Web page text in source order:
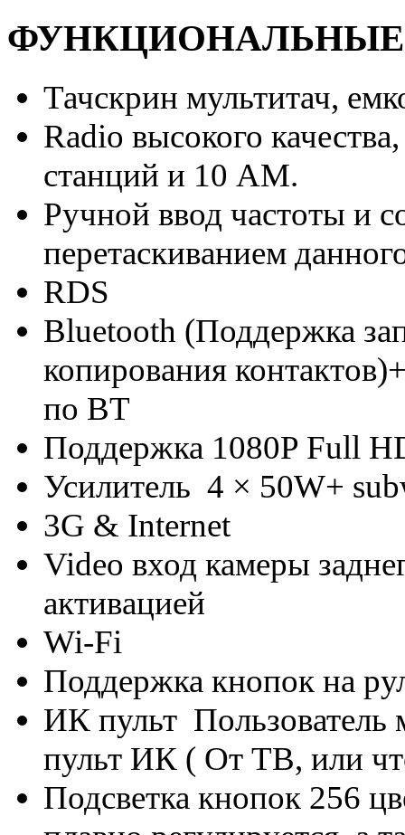
ФУНКЦИОНАЛЬНЫЕ
Тачскрин мультитач,
Radio высокого
станций и 10 АМ.
Ручной ввод частоты и
перетаскиванием
RDS
Bluetooth (Поддержка
копирования
по BT
Поддержка 1080P Full
Усилитель 4 × 50W+
3G & Internet
Video вход камеры
активацией
Wi-Fi
Поддержка кнопок на
ИК пульт Пользователь
пульт ИК ( От ТВ, или
Подсветка кнопок 256